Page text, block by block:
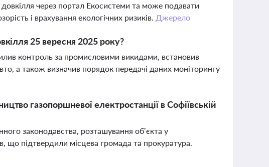
через портал Екосистеми та може подавати
і врахування екологічних ризиків. Джерело
25 вересня 2025 року?
контроль за промисловими викидами, встановив
а також визначив порядок передачі даних моніторингу
газопоршневої електростанції в Софіївській
законодавства, розташування об’єкта у
що підтвердили місцева громада та прокуратура.